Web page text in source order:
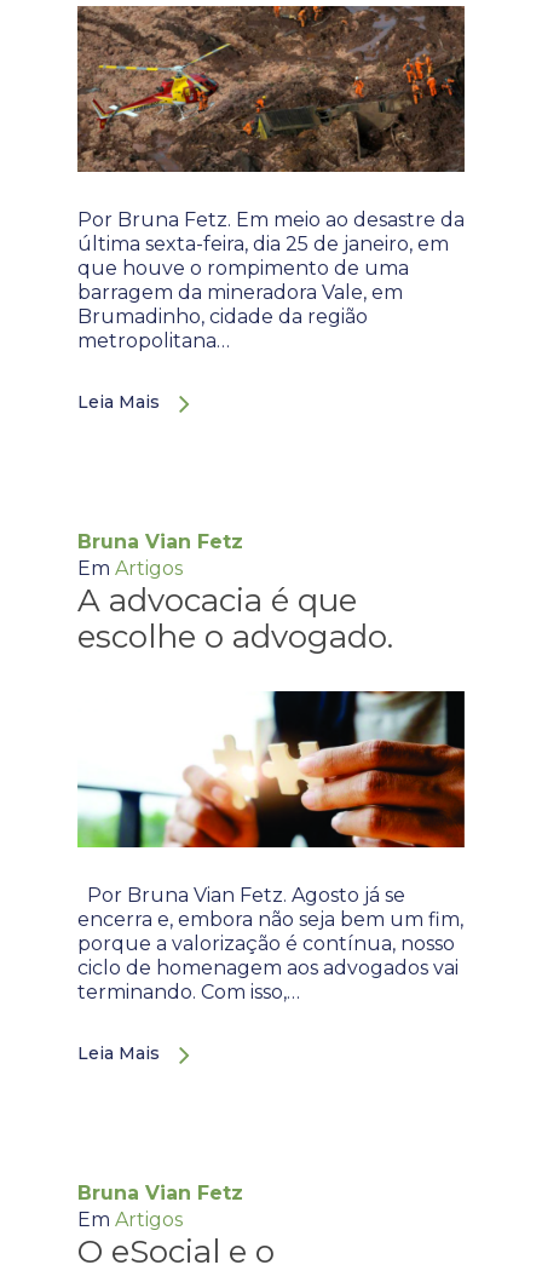
Por Bruna Fetz. Em meio ao desastre da
última sexta-feira, dia 25 de janeiro, em
que houve o rompimento de uma
barragem da mineradora Vale, em
Brumadinho, cidade da região
metropolitana…
Leia Mais
Bruna Vian Fetz
Em Artigos
A advocacia é que
escolhe o advogado.
Por Bruna Vian Fetz. Agosto já se
encerra e, embora não seja bem um fim,
porque a valorização é contínua, nosso
ciclo de homenagem aos advogados vai
terminando. Com isso,…
Leia Mais
Bruna Vian Fetz
Em Artigos
O eSocial e o